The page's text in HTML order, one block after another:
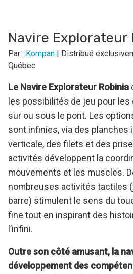
Navire Explorateur
Par : Kompan | Distribué
Québec
Le Navire Explorateur Robinia
les possibilités de jeu pour
sur ou sous le pont. Les
sont infinies, via des planches
verticale, des filets et des
activités développent la
mouvements et les muscles.
nombreuses activités tactiles
barre) stimulent le sens du
fine tout en inspirant des
l’infini.
Outre son côté amusant, la
développement des